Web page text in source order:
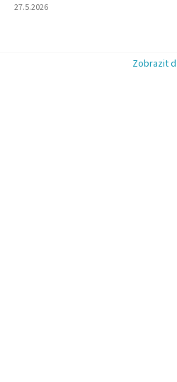
Hodnocení obchodu je 5 z 5 hvězdiček.
27.5.2026
Zobrazit